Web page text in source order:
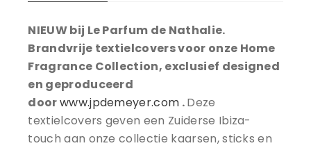
NIEUW bij Le Parfum de Nathalie.
Brandvrije textielcovers voor onze Home
Fragrance Collection, exclusief designed
en geproduceerd
doorwww.jpdemeyer.com .Deze
textielcovers geven een Zuiderse Ibiza-
touch aan onze collectie kaarsen, sticks en